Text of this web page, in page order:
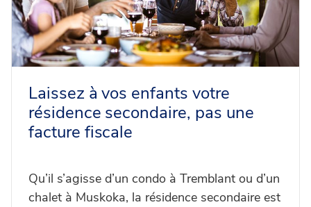
Laissez à vos enfants votre
résidence secondaire, pas une
facture fiscale
Qu’il s’agisse d’un condo à Tremblant ou d’un
chalet à Muskoka, la résidence secondaire est